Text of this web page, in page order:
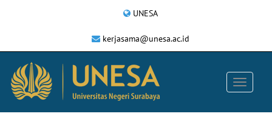
UNESA
kerjasama@unesa.ac.id